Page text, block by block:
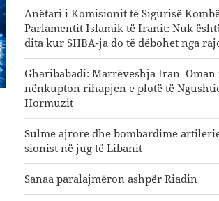
Anëtari i Komisionit të Sigurisë
Parlamentit Islamik të Iranit: Nuk
dita kur SHBA-ja do të dëbohet nga
Gharibabadi: Marrëveshja
nënkupton rihapjen e plotë të
Hormuzit
Sulme ajrore dhe bombardime
sionist në jug të Libanit
Sanaa paralajmëron ashpër Riadin